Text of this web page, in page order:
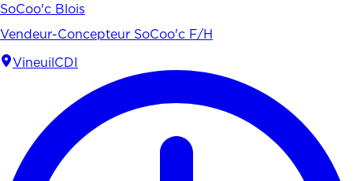
SoCoo'c Blois
Vendeur-Concepteur SoCoo'c F/H
Vineuil CDI